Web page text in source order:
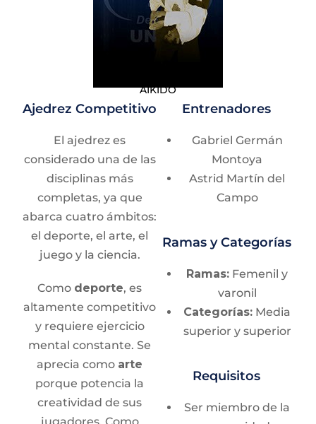
comunidad
universitaria.
Usar ropa
deportiva.
AIKIDO
Ajedrez Competitivo
El ajedrez es
considerado una de las
disciplinas más
completas, ya que
abarca cuatro ámbitos:
el deporte, el arte, el
juego y la ciencia.
Como deporte, es
altamente competitivo
y requiere ejercicio
mental constante. Se
aprecia como arte
porque potencia la
creatividad de sus
Entrenadores
Gabriel Germán
Montoya
Astrid Martín del
Campo
Ramas y Categorías
Ramas: Femenil y
varonil
Categorías: Media
superior y superior
Requisitos
Ser miembro de la